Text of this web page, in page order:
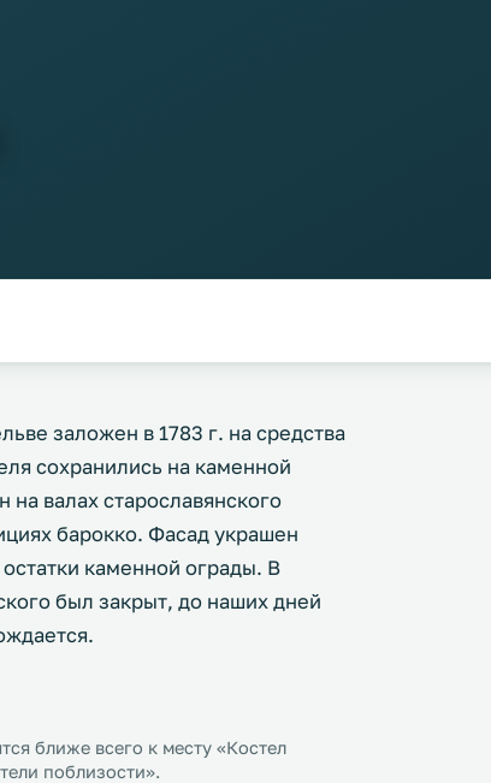
заложен в 1783 г. на средства
сохранились на каменной
валах старославянского
барокко. Фасад украшен
каменной ограды. В
был закрыт, до наших дней
ближе всего к месту «Костел
поблизости».